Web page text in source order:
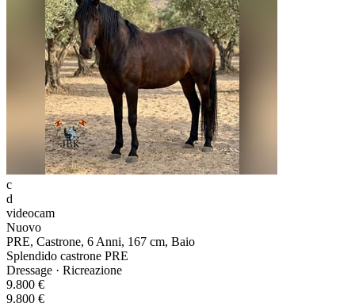
c
d
videocam
Nuovo
PRE, Castrone, 6 Anni, 167 cm, Baio
Splendido castrone PRE
Dressage · Ricreazione
9.800 €
9.800 €